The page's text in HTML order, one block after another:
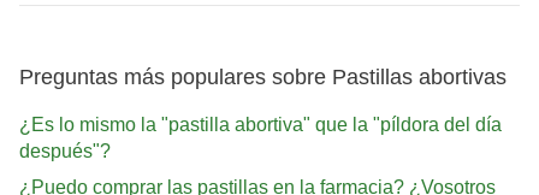
Preguntas más populares sobre Pastillas abortivas
¿Es lo mismo la "pastilla abortiva" que la "píldora del día
después"?
¿Puedo comprar las pastillas en la farmacia? ¿Vosotros